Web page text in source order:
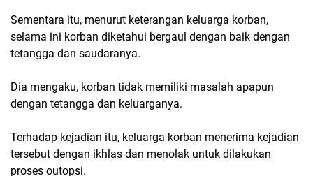
Sementara itu, menurut keterangan keluarga korban,
selama ini korban diketahui bergaul dengan baik dengan
tetangga dan saudaranya.
Dia mengaku, korban tidak memiliki masalah apapun
dengan tetangga dan keluarganya.
Terhadap kejadian itu, keluarga korban menerima kejadian
tersebut dengan ikhlas dan menolak untuk dilakukan
proses outopsi.